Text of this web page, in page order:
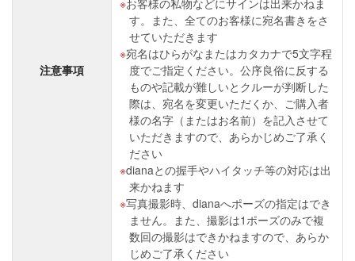
注意事項
す。また、全てのお客様に宛名書きをさ
せていただきます
宛名はひらがなまたはカタカナで5文字程
度でご指定ください。公序良俗に反する
ものや記載が難しいとクルーが判断した
際は、宛名を変更いただくか、ご購入者
様の名字（またはお名前）を記入させて
いただきますので、あらかじめご了承く
ださい
dianaとの握手やハイタッチ等の対応は出
来かねます
写真撮影時、dianaへポーズの指定はでき
ません。また、撮影は1ポーズのみで複
数回の撮影はできかねますので、あらか
じめご了承ください